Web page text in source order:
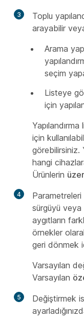
3
Toplu
arayabilir
Arama
seçim
Listeye
için
için
görebilirsiniz.
hangi
Ürünlerin
4
Parametreleri
sürgüyü veya
aygıtların
örnekler
geri dönmek
Varsayılan
Varsayılan
5
Değiştirmek